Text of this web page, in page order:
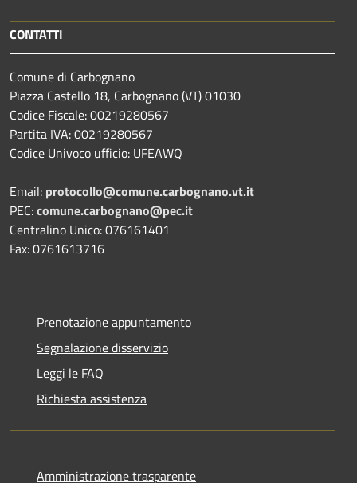
CONTATTI
Comune di Carbognano
Piazza Castello 18, Carbognano (VT) 01030
Codice Fiscale: 00219280567
Partita IVA: 00219280567
Codice Univoco ufficio: UFEAWQ
Email: protocollo@comune.carbognano.vt.it
PEC:comune.carbognano@pec.it
Centralino Unico: 076161401
Fax: 0761613716
Prenotazione appuntamento
Segnalazione disservizio
Leggi le FAQ
Richiesta assistenza
Amministrazione trasparente